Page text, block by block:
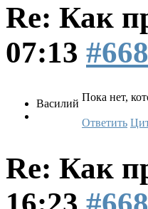
Re: Как
07:13
Василий
Пока нет,
Ответить
Re: Как